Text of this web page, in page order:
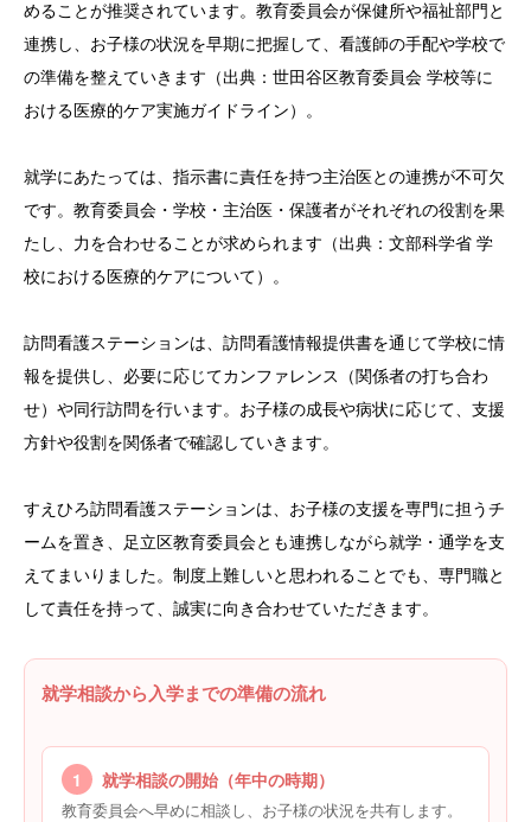
めることが推奨されています。教育委員会が保健所や福祉部門と
連携し、お子様の状況を早期に把握して、看護師の手配や学校で
の準備を整えていきます（出典：世田谷区教育委員会 学校等に
おける医療的ケア実施ガイドライン）。
就学にあたっては、指示書に責任を持つ主治医との連携が不可欠
です。教育委員会・学校・主治医・保護者がそれぞれの役割を果
たし、力を合わせることが求められます（出典：文部科学省 学
校における医療的ケアについて）。
訪問看護ステーションは、訪問看護情報提供書を通じて学校に情
報を提供し、必要に応じてカンファレンス（関係者の打ち合わ
せ）や同行訪問を行います。お子様の成長や病状に応じて、支援
方針や役割を関係者で確認していきます。
すえひろ訪問看護ステーションは、お子様の支援を専門に担うチ
ームを置き、足立区教育委員会とも連携しながら就学・通学を支
えてまいりました。制度上難しいと思われることでも、専門職と
して責任を持って、誠実に向き合わせていただきます。
就学相談から入学までの準備の流れ
1 就学相談の開始（年中の時期）
教育委員会へ早めに相談し、お子様の状況を共有します。